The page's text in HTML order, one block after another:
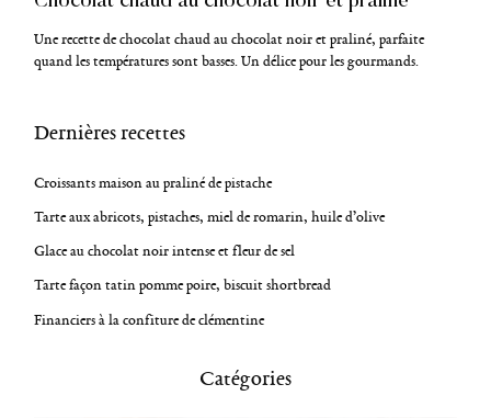
g
r
s
Une recette de chocolat chaud au chocolat noir et praliné, parfaite
quand les températures sont basses. Un délice pour les gourmands.
Dernières recettes
Croissants maison au praliné de pistache
Tarte aux abricots, pistaches, miel de romarin, huile d’olive
Glace au chocolat noir intense et fleur de sel
Tarte façon tatin pomme poire, biscuit shortbread
Financiers à la confiture de clémentine
Catégories